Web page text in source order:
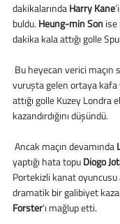
dakikalarında Harry Kane
buldu. Heung-min Son ise
dakika kala attığı golle
vuruşta gelen ortaya kafa
attığı golle Kuzey Londra
kazandırdığını düşündü.
Ancak maçın devamında
yaptığı hata topu Diogo
Portekizli kanat oyuncusu
dramatik bir galibiyet
Forster’ı mağlup etti.